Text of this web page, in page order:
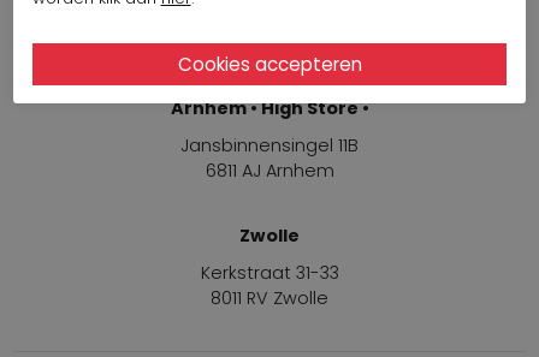
6811 AJ Arnhem
Arnhem • High Store •
Jansbinnensingel 11B
6811 AJ Arnhem
Zwolle
Kerkstraat 31-33
8011 RV Zwolle